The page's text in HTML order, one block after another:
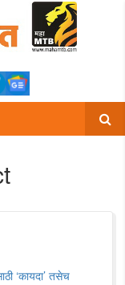
‌‘कायदा‌’ तसेच